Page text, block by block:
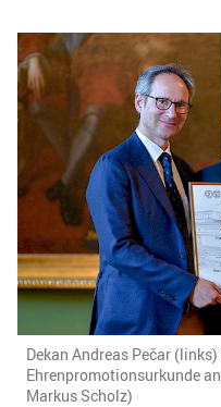
Dekan Andreas Pečar
Ehrenpromotionsurkunde
Markus Scholz)